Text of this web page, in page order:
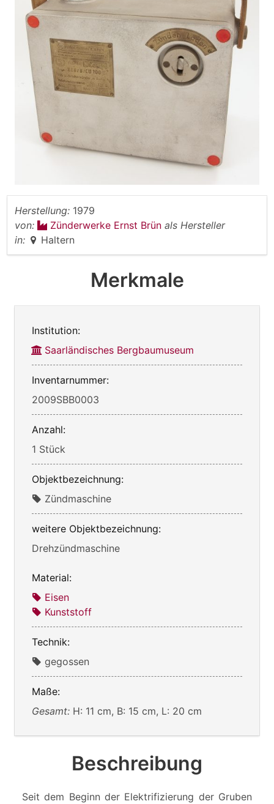
Herstellung: 1979
von:
Zünderwerke Ernst Brün als Hersteller
in:
Haltern
Merkmale
Institution:
Saarländisches Bergbaumuseum
Inventarnummer:
2009SBB0003
Anzahl:
1 Stück
Objektbezeichnung:
Zündmaschine
weitere Objektbezeichnung:
Drehzündmaschine
Material:
Eisen
Kunststoff
Technik:
gegossen
Maße:
Gesamt: H: 11 cm, B: 15 cm, L: 20 cm
Beschreibung
Seit dem Beginn der Elektrifizierung der Gruben